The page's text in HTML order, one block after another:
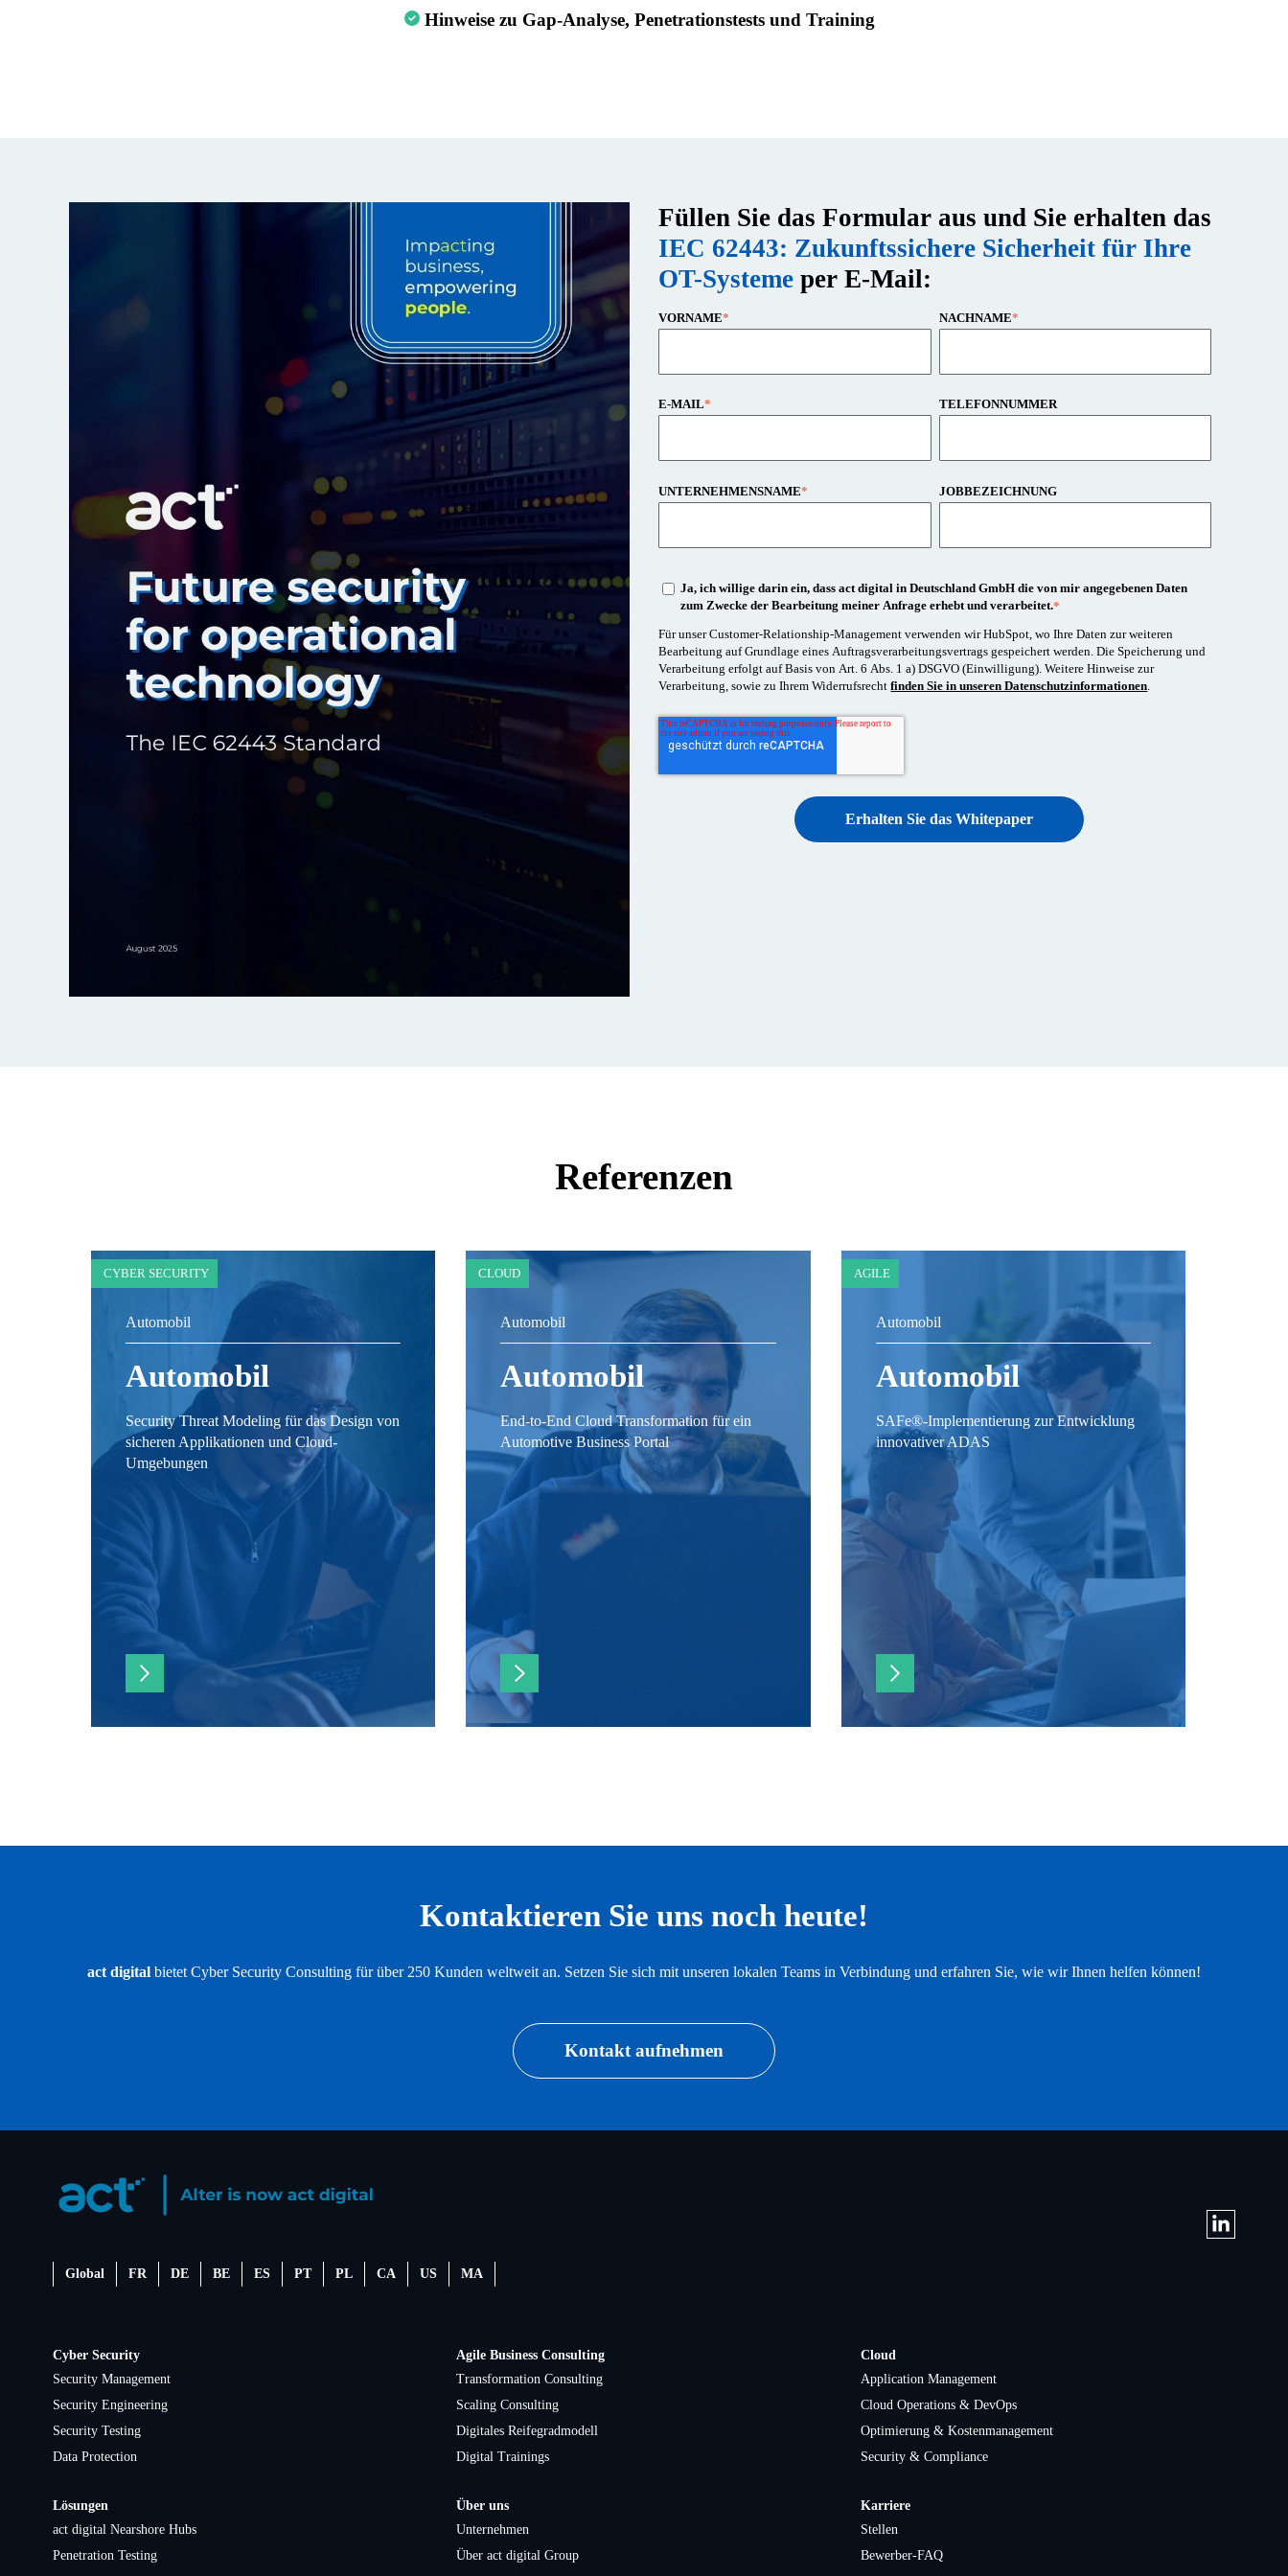
Hinweise zu Gap-Analyse, Penetrationstests und Training
Füllen Sie das Formular aus und Sie erhalten das
IEC 62443: Zukunftssichere Sicherheit für Ihre
OT-Systeme per E-Mail:
VORNAME* NACHNAME*
E-MAIL* TELEFONNUMMER
UNTERNEHMENSNAME* JOBBEZEICHNUNG
Ja, ich willige darin ein, dass act digital in Deutschland GmbH die von mir angegebenen Daten
zum Zwecke der Bearbeitung meiner Anfrage erhebt und verarbeitet.*
Für unser Customer-Relationship-Management verwenden wir HubSpot, wo Ihre Daten zur weiteren
Bearbeitung auf Grundlage eines Auftragsverarbeitungsvertrags gespeichert werden. Die Speicherung und
Verarbeitung erfolgt auf Basis von Art. 6 Abs. 1 a) DSGVO (Einwilligung). Weitere Hinweise zur
Verarbeitung, sowie zu Ihrem Widerrufsrechtfinden Sie in unseren Datenschutzinformationen.
Referenzen
CYBER SECURITY
Automobil
Automobil
Security Threat Modeling für das Design von
sicheren Applikationen und Cloud-
Umgebungen
CLOUD
Automobil
Automobil
End-to-End Cloud Transformation für ein
Automotive Business Portal
AGILE
Automobil
Automobil
SAFe®-Implementierung zur Entwicklung
innovativer ADAS
Kontaktieren Sie uns noch heute!
act digital bietet Cyber Security Consulting für über 250 Kunden weltweit an. Setzen Sie sich mit unseren lokalen Teams in Verbindung und erfahren Sie, wie wir Ihnen helfen können!
Kontakt aufnehmen
Global FR DE BE ES PT PL CA US MA
Cyber Security
Security Management
Security Engineering
Security Testing
Data Protection
Agile Business Consulting
Transformation Consulting
Scaling Consulting
Digitales Reifegradmodell
Digital Trainings
Cloud
Application Management
Cloud Operations & DevOps
Optimierung & Kostenmanagement
Security & Compliance
Lösungen
act digital Nearshore Hubs
Penetration Testing
Über uns
Unternehmen
Über act digital Group
Karriere
Stellen
Bewerber-FAQ